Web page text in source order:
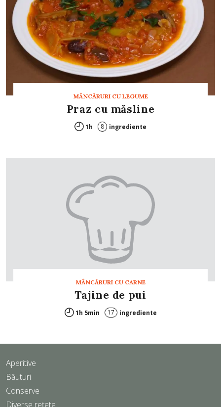
MÂNCĂRURI CU LEGUME
Praz cu măsline
1h 8 ingrediente
MÂNCĂRURI CU CARNE
Tajine de pui
1h 5min 17 ingrediente
Aperitive
Băuturi
Conserve
Diverse rețete